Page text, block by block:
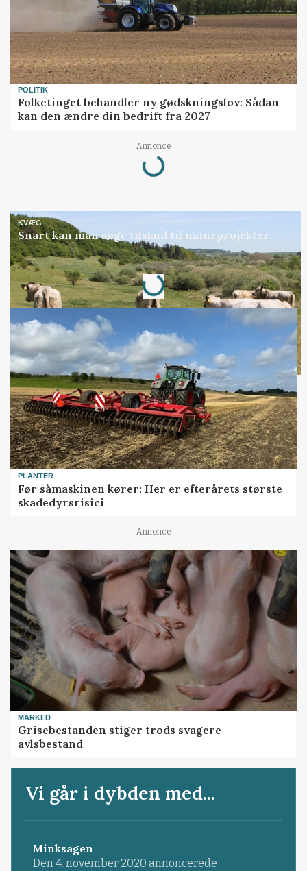
POLITIK
Folketinget behandler ny gødskningslov: Sådan
kan den ændre din bedrift fra 2027
Annonce
Loading...
KVÆG
Snart kan man søge tilskud til naturprojekter
Annonce
Loading...
PLANTER
Før såmaskinen kører: Her er efterårets største
skadedyrsrisici
Annonce
MARKED
Grisebestanden stiger trods svagere
avlsbestand
Vi går i dybden med...
Minksagen
Den 4. november 2020 annoncerede